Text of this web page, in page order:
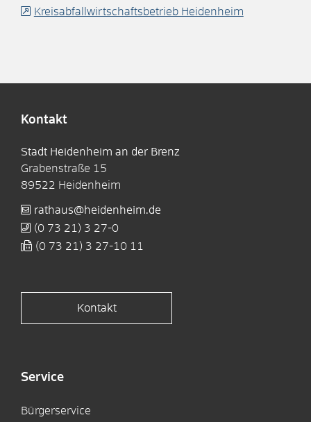
Kreisabfallwirtschaftsbetrieb Heidenheim
Kontakt
Stadt Heidenheim an der Brenz
Grabenstraße 15
89522 Heidenheim
rathaus@heidenheim.de
(0 73 21) 3 27-0
(0 73 21) 3 27-10 11
Kontakt
Service
Bürgerservice